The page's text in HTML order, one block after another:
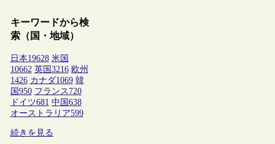
キーワードから検
索（国・地域）
日本19628 米国
10662 英国3216 欧州
1426 カナダ1069 韓
国950 フランス 720
ドイツ681 中国638
オーストラリア599
続きを見る